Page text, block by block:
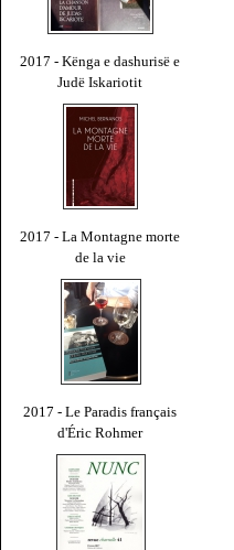
2017 - Kënga e dashurisë e
Judë Iskariotit
2017 - La Montagne morte
de la vie
2017 - Le Paradis français
d'Éric Rohmer